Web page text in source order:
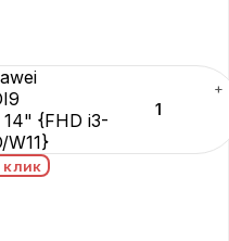
14" {FHD i3-
W11}
клик